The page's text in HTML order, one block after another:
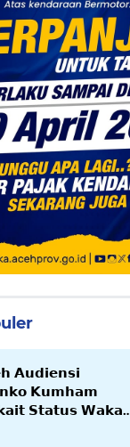
𝗔𝘂𝗱𝗶𝗲𝗻𝘀𝗶
𝗞𝘂𝗺𝗵𝗮𝗺
𝗦𝘁𝗮𝘁𝘂𝘀 𝗪𝗮𝗸𝗮𝗳